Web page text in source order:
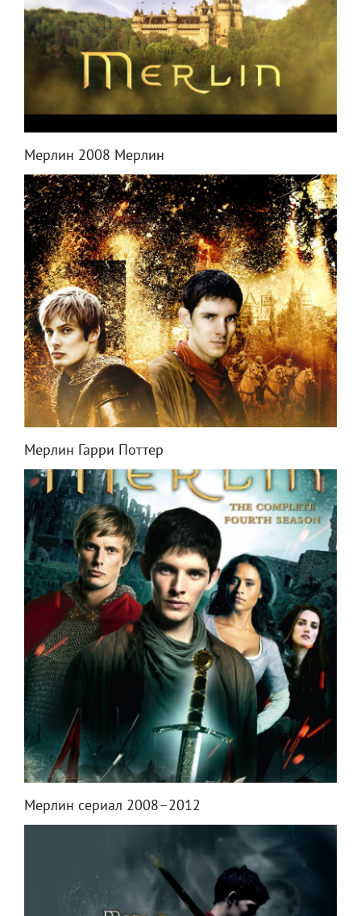
Мерлин 2008 Мерлин
Мерлин Гарри Поттер
Мерлин сериал 2008–2012